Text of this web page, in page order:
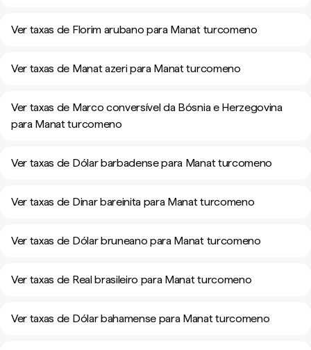
Ver taxas de Florim arubano para Manat turcomeno
Ver taxas de Manat azeri para Manat turcomeno
Ver taxas de Marco conversível da Bósnia e Herzegovina
para Manat turcomeno
Ver taxas de Dólar barbadense para Manat turcomeno
Ver taxas de Dinar bareinita para Manat turcomeno
Ver taxas de Dólar bruneano para Manat turcomeno
Ver taxas de Real brasileiro para Manat turcomeno
Ver taxas de Dólar bahamense para Manat turcomeno